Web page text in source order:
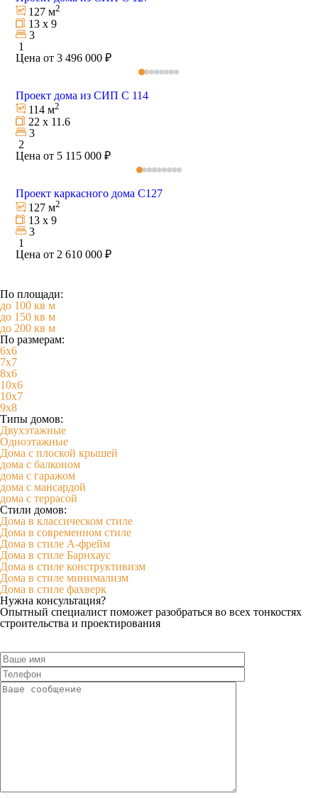
127 м2
13 х 9
3
1
Цена от 3 496 000 ₽
Проект дома из СИП С 114
114 м2
22 х 11.6
3
2
Цена от 5 115 000 ₽
Проект каркасного дома С127
127 м2
13 х 9
3
1
Цена от 2 610 000 ₽
По площади:
до 100 кв м
до 150 кв м
до 200 кв м
По размерам:
6х6
7х7
8х6
10х6
10х7
9х8
Типы домов:
Двухэтажные
Одноэтажные
Дома с плоской крышей
дома с балконом
дома с гаражом
дома с мансардой
дома с террасой
Стили домов:
Дома в классическом стиле
Дома в современном стиле
Дома в стиле А-фрейм
Дома в стиле Барнхаус
Дома в стиле конструктивизм
Дома в стиле минимализм
Дома в стиле фахверк
Нужна консультация?
Опытный специалист поможет разобраться во всех тонкостях
строительства и проектирования